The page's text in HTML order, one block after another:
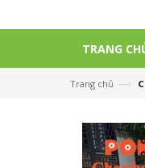
TRANG
Trang chủ —›